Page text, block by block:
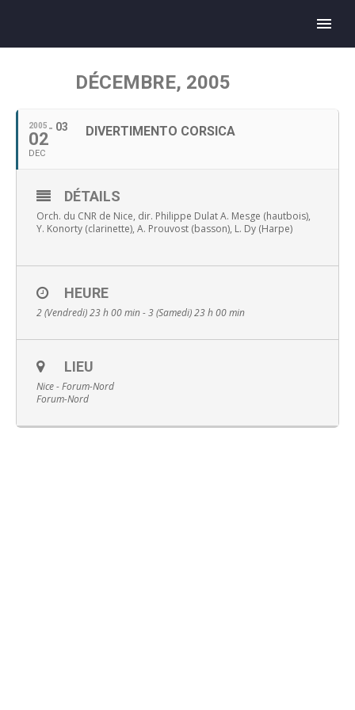
DÉCEMBRE, 2005
2005
02
DEC
03 DIVERTIMENTO CORSICA
DÉTAILS
Orch. du CNR de Nice, dir. Philippe Dulat A. Mesge (hautbois),
Y. Konorty (clarinette), A. Prouvost (basson), L. Dy (Harpe)
HEURE
2 (Vendredi) 23 h 00 min - 3 (Samedi) 23 h 00 min
LIEU
Nice - Forum-Nord
Forum-Nord